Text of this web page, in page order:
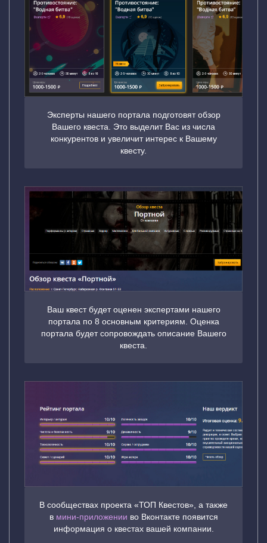
Эксперты нашего портала подготовят обзор
Вашего квеста. Это выделит Вас из числа
конкурентов и увеличит интерес к Вашему
квесту.
Ваш квест будет оценен экспертами нашего
портала по 8 основным критериям. Оценка
портала будет сопровождать описание Вашего
квеста.
В сообществах проекта «ТОП Квестов», а также
в мини-приложении во Вконтакте появится
информация о квестах вашей компании.